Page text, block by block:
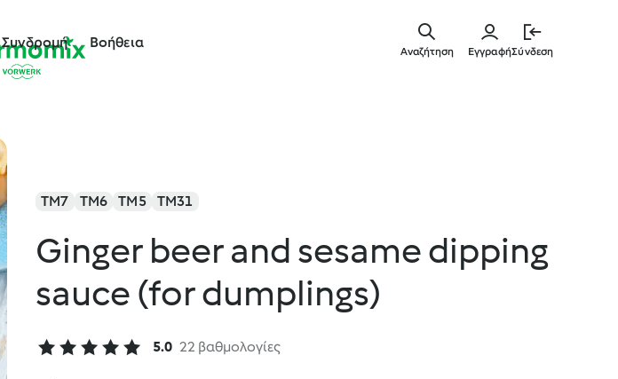
Συνδρομή Βοήθεια
ΕγγραφήΣύνδεση
Αναζήτηση
TM7 TM6 TM5 TM31
Ginger beer and sesame dipping
sauce (for dumplings)
5.0 22 βαθμολογίες